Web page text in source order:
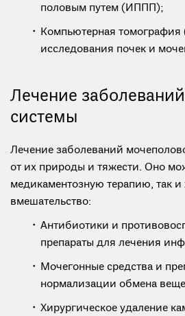
половым путем (ИППП);
Компьютерная томография
исследования почек и
Лечение
системы
Лечение заболеваний
от их природы и тяжести. Оно
медикаментозную терапию, так и
вмешательство:
Антибиотики и
препараты для лечения
Мочегонные средства и
нормализации обмена
Хирургическое удаление